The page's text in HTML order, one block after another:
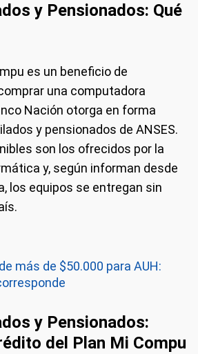
y Pensionados: Qué
es un beneficio de
una computadora
Nación otorga en forma
y pensionados de ANSES.
son los ofrecidos por la
y, según informan desde
los equipos se entregan sin
más de $50.000 para AUH:
y Pensionados:
del Plan Mi Compu